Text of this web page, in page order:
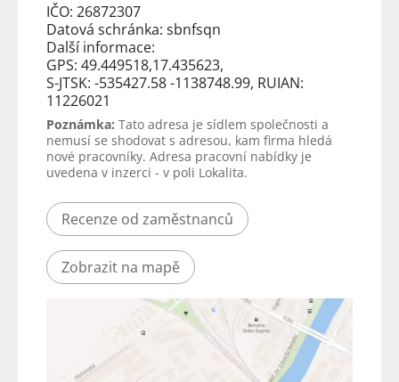
IČO: 26872307
Datová schránka: sbnfsqn
Další informace:
GPS: 49.449518,17.435623,
S-JTSK: -535427.58 -1138748.99, RUIAN:
11226021
Poznámka: Tato adresa je sídlem společnosti a
nemusí se shodovat s adresou, kam firma hledá
nové pracovníky. Adresa pracovní nabídky je
uvedena v inzerci - v poli Lokalita.
Recenze od zaměstnanců
Zobrazit na mapě